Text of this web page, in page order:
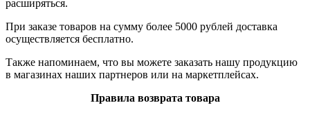
расширяться.
При заказе товаров на сумму более 5000 рублей доставка
осуществляется бесплатно.
Также напоминаем, что вы можете заказать нашу продукцию
в магазинах наших партнеров или на маркетплейсах.
Правила возврата товара